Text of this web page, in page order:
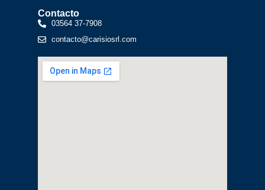
Contacto
03564 37-7908
contacto@carisiosrl.com